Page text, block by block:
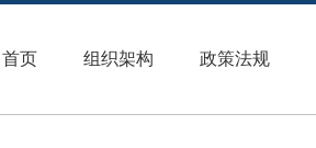
首页 组织架构 政策法规